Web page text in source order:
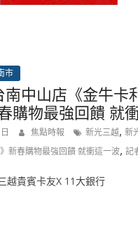
市
南中山店《金牛卡
購物最強回饋 就
焦點時報 新光三越, 新
新春購物最強回饋 就衝這一波, 記
越貴賓卡友X 11大銀行